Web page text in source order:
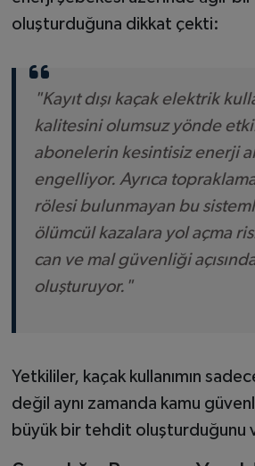
oluşturduğuna dikkat çekti:
"Kayıt dışı kaçak elektrik
kalitesini olumsuz yönde
abonelerin kesintisiz enerji
engelliyor. Ayrıca
rölesi bulunmayan bu
ölümcül kazalara yol açma
can ve mal güvenliği
oluşturuyor."
Yetkililer, kaçak kullanımın
değil aynı zamanda kamu
büyük bir tehdit oluşturduğunu